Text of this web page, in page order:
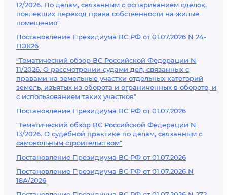
12/2026. По делам, связанным с оспариванием сделок,
повлекших переход права собственности на жилые
помещения"
Постановление Президиума ВС РФ от 01.07.2026 N 24-
ПЭК26
"Тематический обзор ВС Российской Федерации N
11/2026. О рассмотрении судами дел, связанных с
правами на земельные участки отдельных категорий
земель, изъятых из оборота и ограниченных в обороте, и
с использованием таких участков"
Постановление Президиума ВС РФ от 01.07.2026
"Тематический обзор ВС Российской Федерации N
13/2026. О судебной практике по делам, связанным с
самовольным строительством"
Постановление Президиума ВС РФ от 01.07.2026
Постановление Президиума ВС РФ от 01.07.2026 N
18А/2026